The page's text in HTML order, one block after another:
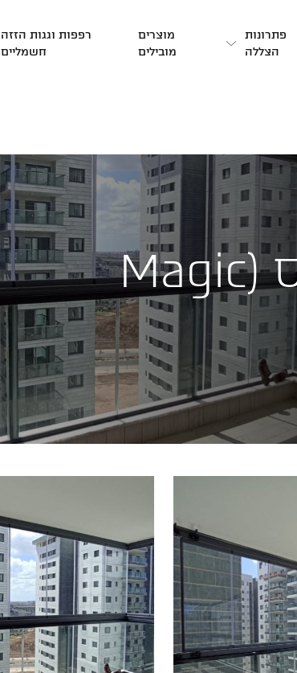
פתרונות
הצללה
מוצרים
מובילים
רפפות וגגות הזזה
חשמליים
דגם מג’יק גלאס (Magic